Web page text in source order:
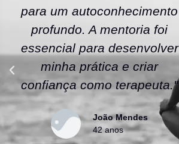
para um autoconhecimento
profundo. A mentoria foi
essencial para desenvolver
minha prática e criar
confiança como terapeuta."
João Mendes
42 anos